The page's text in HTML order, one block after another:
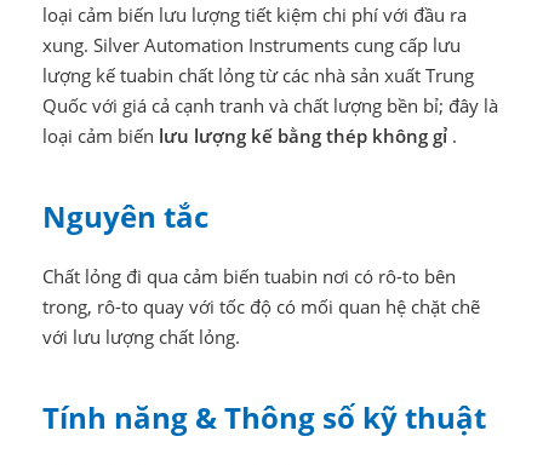
loại cảm biến lưu lượng tiết kiệm chi phí với đầu ra
xung. Silver Automation Instruments cung cấp lưu
lượng kế tuabin chất lỏng từ các nhà sản xuất Trung
Quốc với giá cả cạnh tranh và chất lượng bền bỉ; đây là
loại cảm biến lưu lượng kế bằng thép không gỉ.
Nguyên tắc
Chất lỏng đi qua cảm biến tuabin nơi có rô-to bên
trong, rô-to quay với tốc độ có mối quan hệ chặt chẽ
với lưu lượng chất lỏng.
Tính năng & Thông số kỹ thuật